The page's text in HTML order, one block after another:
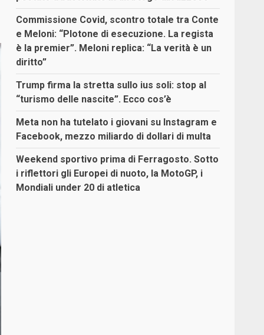
Commissione Covid, scontro totale tra Conte
e Meloni: “Plotone di esecuzione. La regista
è la premier”. Meloni replica: “La verità è un
diritto”
Trump firma la stretta sullo ius soli: stop al
“turismo delle nascite”. Ecco cos’è
Meta non ha tutelato i giovani su Instagram e
Facebook, mezzo miliardo di dollari di multa
Weekend sportivo prima di Ferragosto. Sotto
i riflettori gli Europei di nuoto, la MotoGP, i
Mondiali under 20 di atletica